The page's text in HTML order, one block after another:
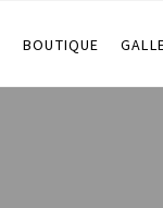
BOUTIQUE